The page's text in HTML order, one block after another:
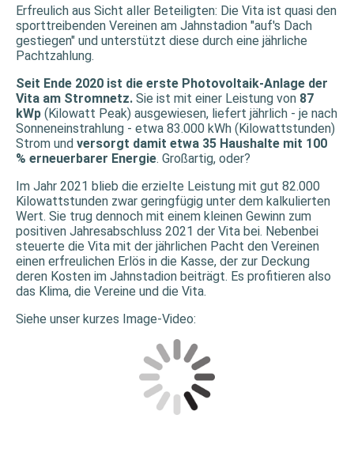
Erfreulich aus Sicht aller Beteiligten: Die Vita ist quasi den
sporttreibenden Vereinen am Jahnstadion "auf's Dach
gestiegen" und unterstützt diese durch eine jährliche
Pachtzahlung.
Seit Ende 2020 ist die erste Photovoltaik-Anlage der
Vita am Stromnetz. Sie ist mit einer Leistung von 87
kWp (Kilowatt Peak) ausgewiesen, liefert jährlich - je nach
Sonneneinstrahlung - etwa 83.000 kWh (Kilowattstunden)
Strom und versorgt damit etwa 35 Haushalte mit 100
% erneuerbarer Energie. Großartig, oder?
Im Jahr 2021 blieb die erzielte Leistung mit gut 82.000
Kilowattstunden zwar geringfügig unter dem kalkulierten
Wert. Sie trug dennoch mit einem kleinen Gewinn zum
positiven Jahresabschluss 2021 der Vita bei. Nebenbei
steuerte die Vita mit der jährlichen Pacht den Vereinen
einen erfreulichen Erlös in die Kasse, der zur Deckung
deren Kosten im Jahnstadion beiträgt. Es profitieren also
das Klima, die Vereine und die Vita.
Siehe unser kurzes Image-Video: